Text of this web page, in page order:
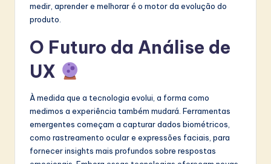
medir, aprender e melhorar é o motor da evolução do
produto.
O Futuro da Análise de
UX
À medida que a tecnologia evolui, a forma como
medimos a experiência também mudará. Ferramentas
emergentes começam a capturar dados biométricos,
como rastreamento ocular e expressões faciais, para
fornecer insights mais profundos sobre respostas